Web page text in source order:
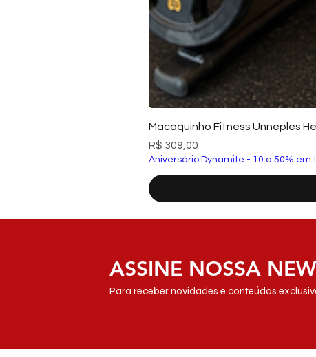
Macaquinho Fitness Unneples
Preço
R$ 309,00
Aniversário Dynamite - 10 a 50% em
ASSINE NOSSA
Para receber novidades e conteúdos